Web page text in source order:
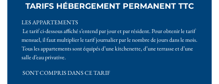
TARIFS HÉBERGEMENT PERMANENT TTC
LES APPARTEMENTS
Le tarif ci-dessous affiché s’entend par jour et par résident. Pour obtenir le tarif
mensuel, il faut multiplier le tarif journalier par le nombre de jours dans le mois.
Tous les appartements sont équipés d’une kitchenette, d’une terrasse et d’une
salle d’eau privative.
SONT COMPRIS DANS CE TARIF